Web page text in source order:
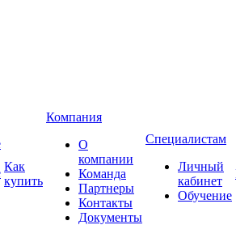
Как
купить
Компания
О
компании
Команда
Партнеры
Контакты
Документы
Специалистам
Личный
кабинет
Обучение